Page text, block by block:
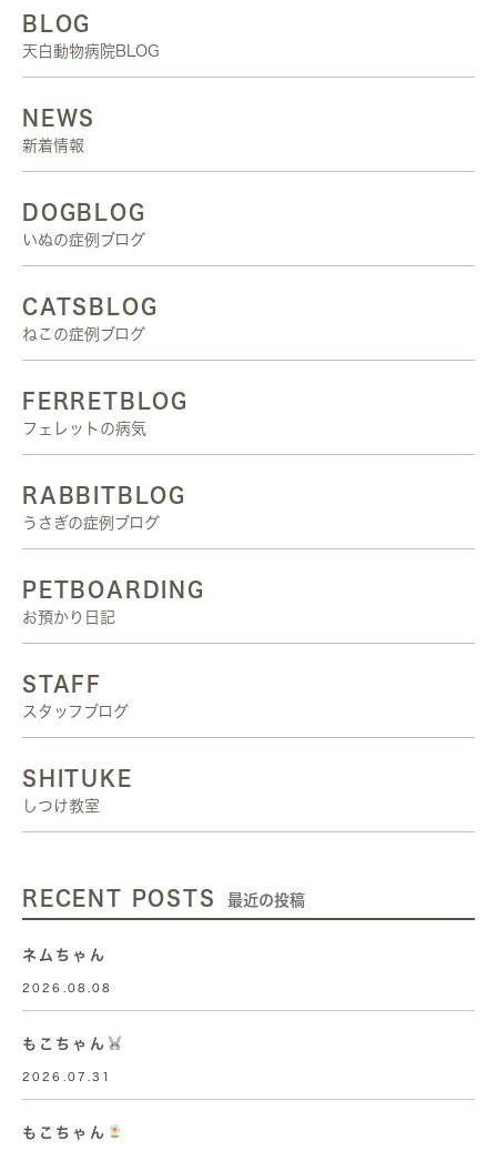
BLOG
天白動物病院BLOG
NEWS
新着情報
DOGBLOG
いぬの症例ブログ
CATSBLOG
ねこの症例ブログ
FERRETBLOG
フェレットの病気
RABBITBLOG
うさぎの症例ブログ
PETBOARDING
お預かり日記
STAFF
スタッフブログ
SHITUKE
しつけ教室
RECENT POSTS 最近の投稿
ネムちゃん
2026.08.08
もこちゃん
2026.07.31
もこちゃん